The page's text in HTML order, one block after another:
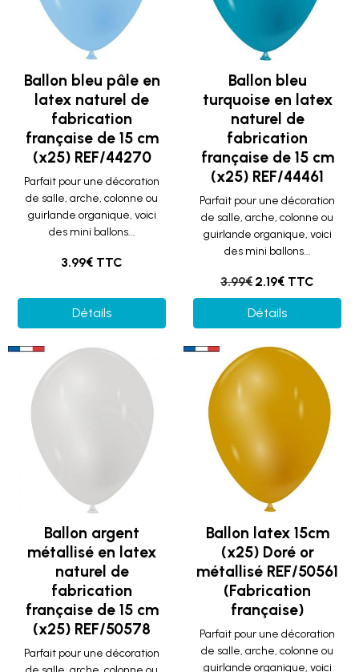
Ballon bleu pâle en
latex naturel de
fabrication
française de 15 cm
(x25) REF/44270
Parfait pour une décoration
de salle, arche, colonne ou
guirlande organique, voici
des mini ballons...
3.99€ TTC
Détails
Ballon bleu
turquoise en latex
naturel de
fabrication
française de 15 cm
(x25) REF/44461
Parfait pour une décoration
de salle, arche, colonne ou
guirlande organique, voici
des mini ballons...
3.99€ 2.19€ TTC
Détails
Ballon argent
métallisé en latex
naturel de
fabrication
française de 15 cm
(x25) REF/50578
Parfait pour une décoration
Ballon latex 15cm
(x25) Doré or
métallisé REF/50561
(Fabrication
française)
Parfait pour une décoration
de salle, arche, colonne ou
guirlande organique, voici